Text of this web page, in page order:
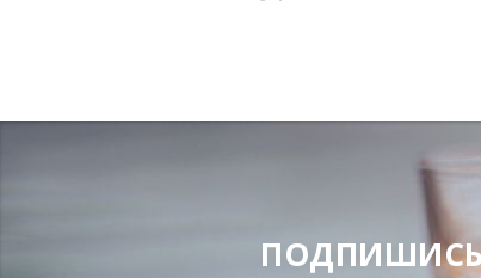
ПОДПИШИСЬ